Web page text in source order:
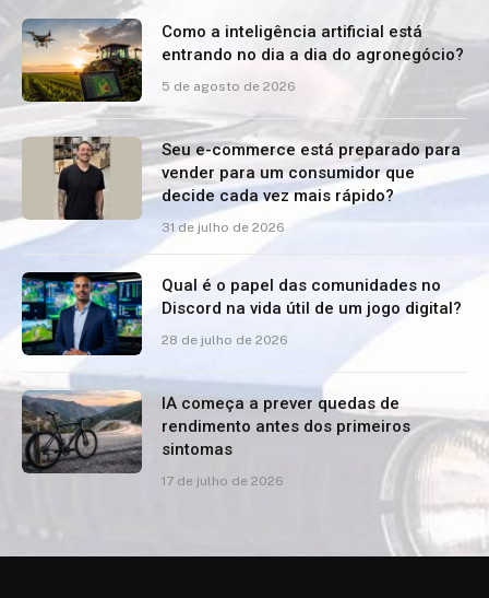
Como a inteligência artificial está
entrando no dia a dia do agronegócio?
5 de agosto de 2026
Seu e-commerce está preparado para
vender para um consumidor que
decide cada vez mais rápido?
31 de julho de 2026
Qual é o papel das comunidades no
Discord na vida útil de um jogo digital?
28 de julho de 2026
IA começa a prever quedas de
rendimento antes dos primeiros
sintomas
17 de julho de 2026